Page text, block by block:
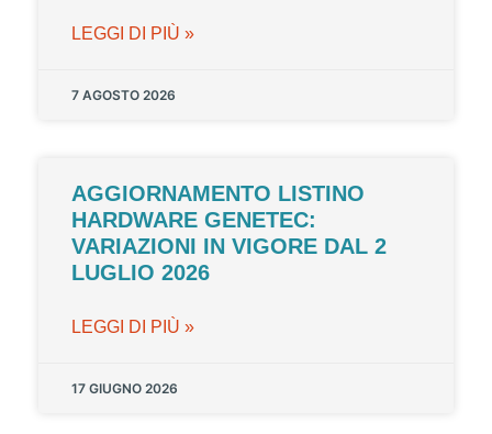
LEGGI DI PIÙ »
7 AGOSTO 2026
AGGIORNAMENTO LISTINO
HARDWARE GENETEC:
VARIAZIONI IN VIGORE DAL 2
LUGLIO 2026
LEGGI DI PIÙ »
17 GIUGNO 2026